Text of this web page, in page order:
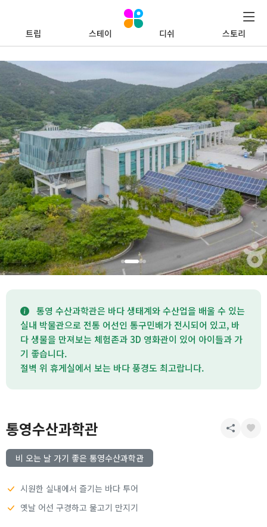
트립 스테이 디쉬 스토리
통영 수산과학관은 바다 생태계와 수산업을 배울 수 있는
실내 박물관으로 전통 어선인 통구민배가 전시되어 있고, 바
다 생물을 만져보는 체험존과 3D 영화관이 있어 아이들과 가
기 좋습니다.
절벽 위 휴게실에서 보는 바다 풍경도 최고랍니다.
통영수산과학관
비 오는 날 가기 좋은 통영수산과학관
시원한 실내에서 즐기는 바다 투어
옛날 어선 구경하고 물고기 만지기